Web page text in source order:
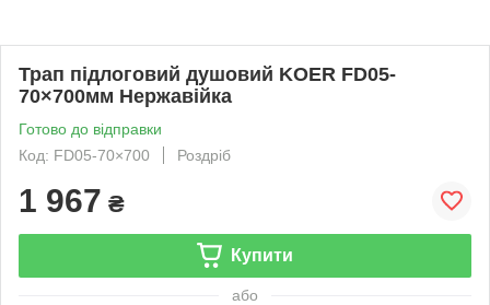
Трап підлоговий душовий KOER FD05-
70×700мм Нержавійка
Готово до відправки
Код: FD05-70×700
Роздріб
1 967 ₴
Купити
або